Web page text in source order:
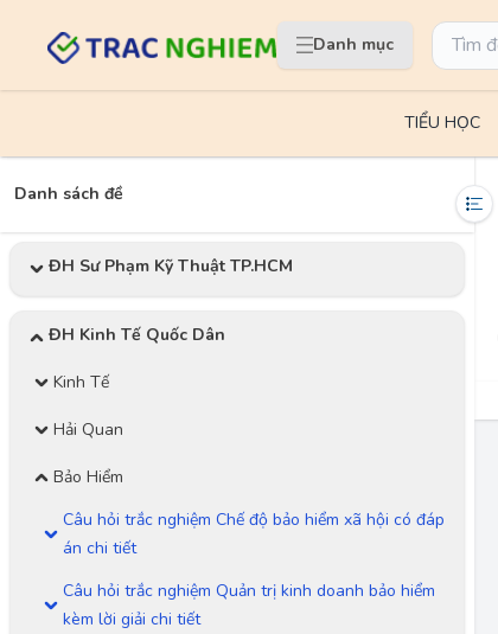
Danh mục
TIỂU HỌC
Danh sách đề
ĐH Sư Phạm Kỹ Thuật TP.HCM
ĐH Kinh Tế Quốc Dân
Kinh Tế
Hải Quan
Bảo Hiểm
Câu hỏi trắc nghiệm Chế độ bảo hiểm xã hội có đáp
án chi tiết
Câu hỏi trắc nghiệm Quản trị kinh doanh bảo hiểm
kèm lời giải chi tiết